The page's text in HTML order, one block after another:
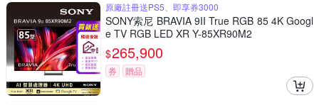
原廠註冊送PS5、即享券3000
SONY索尼 BRAVIA 9II True RGB 85 4K Googl
e TV RGB LED XR Y-85XR90M2
$265,900
券 贈品